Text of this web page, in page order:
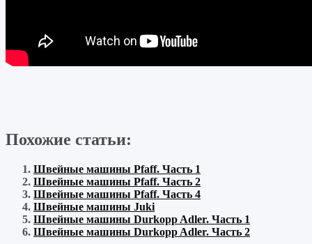
Похожие статьи:
Швейные машины Pfaff. Часть 1
Швейные машины Pfaff. Часть 2
Швейные машины Pfaff. Часть 4
Швейные машины Juki
Швейные машины Durkopp Adler. Часть 1
Швейные машины Durkopp Adler. Часть 2